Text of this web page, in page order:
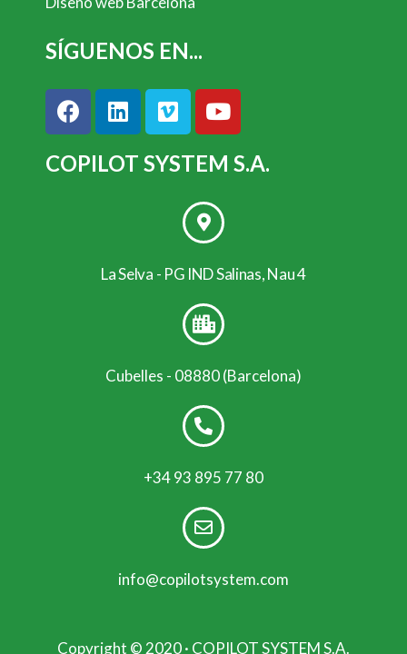
SÍGUENOS EN...
COPILOT SYSTEM S.A.
La Selva - PG IND Salinas, Nau 4
Cubelles - 08880 (Barcelona)
+34 93 895 77 80
info@copilotsystem.com
Copyright © 2020 · COPILOT SYSTEM S.A.